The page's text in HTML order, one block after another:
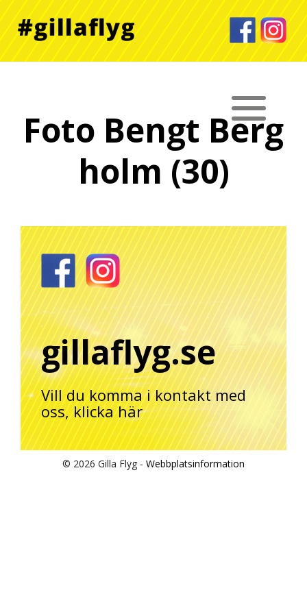
Foto Bengt Berg
holm (30)
gillaflyg.se
Vill du komma i kontakt med
oss, klicka här
© 2026 Gilla Flyg - Webbplatsinformation